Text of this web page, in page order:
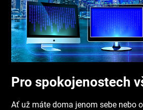
Pro spokojenostech
Ať už máte doma jenom sebe nebo